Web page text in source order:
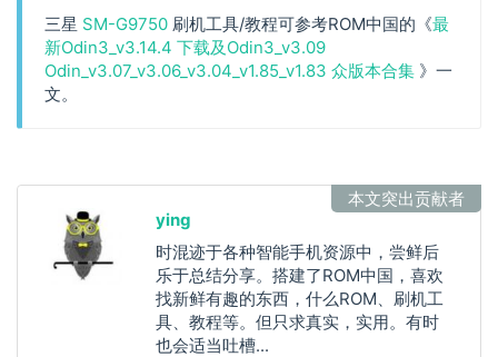
三星 SM-G9750 刷机工具/教程可参考ROM中国的《最
新Odin3_v3.14.4 下载及Odin3_v3.09
Odin_v3.07_v3.06_v3.04_v1.85_v1.83 众版本合集 》一
文。
本文突出贡献者
ying
时混迹于各种智能手机资源中，尝鲜后
乐于总结分享。搭建了ROM中国，喜欢
找新鲜有趣的东西，什么ROM、刷机工
具、教程等。但只求真实，实用。有时
也会适当吐槽...